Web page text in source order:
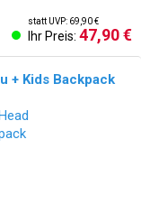
statt UVP: 69,90 €
Ihr Preis: 47,90 €
+ Kids Backpack